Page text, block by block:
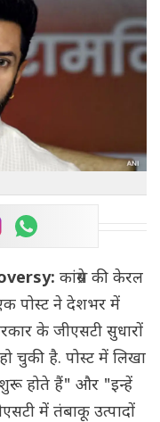
कांग्रेस की केरल
एक पोस्ट ने देशभर में
के जीएसटी सुधारों
चुकी है. पोस्ट में लिखा
शुरू होते हैं" और "इन्हें
में तंबाकू उत्पादों